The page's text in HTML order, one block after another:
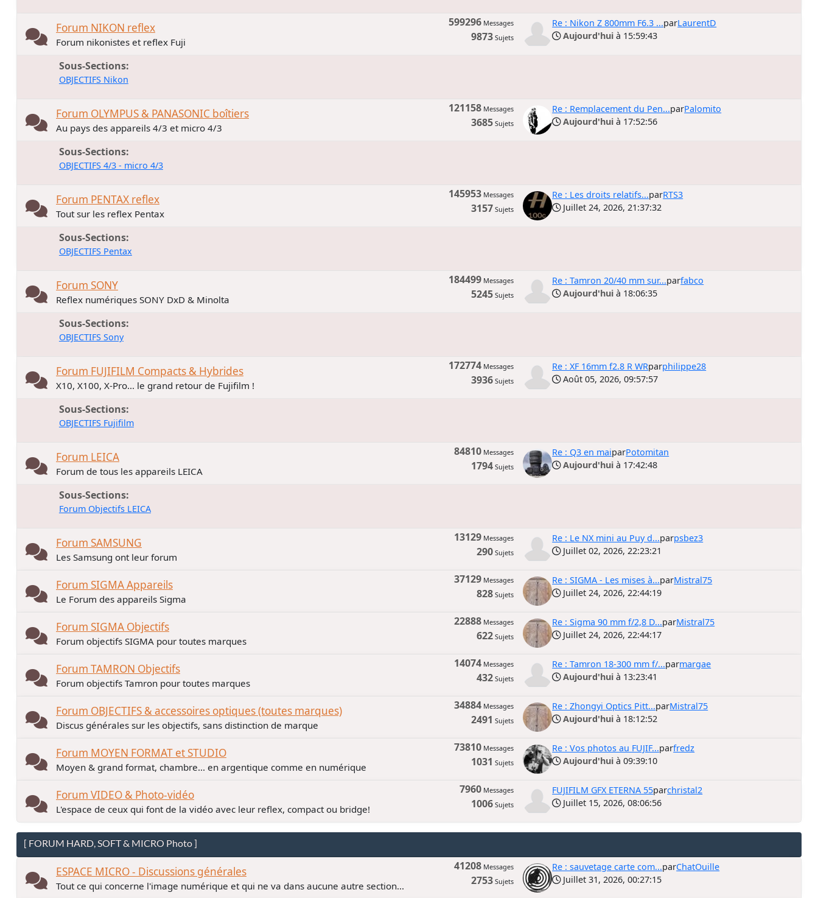
Forum NIKON reflex
Forum nikonistes et reflex Fuji
599296 Messages
9873 Sujets
Re : Nikon Z 800mm F6.3 ...parLaurentD
Aujourd'hui à 15:59:43
Sous-Sections
OBJECTIFS Nikon
Forum OLYMPUS & PANASONIC boîtiers
Au pays des appareils 4/3 et micro 4/3
121158 Messages
3685 Sujets
Re : Remplacement du Pen...parPalomito
Aujourd'hui à 17:52:56
Sous-Sections
OBJECTIFS 4/3 - micro 4/3
Forum PENTAX reflex
Tout sur les reflex Pentax
145953 Messages
3157 Sujets
Re : Les droits relatifs...parRTS3
Juillet 24, 2026, 21:37:32
Sous-Sections
OBJECTIFS Pentax
Forum SONY
Reflex numériques SONY DxD & Minolta
184499 Messages
5245 Sujets
Re : Tamron 20/40 mm sur...parfabco
Aujourd'hui à 18:06:35
Sous-Sections
OBJECTIFS Sony
Forum FUJIFILM Compacts & Hybrides
X10, X100, X-Pro... le grand retour de Fujifilm !
172774 Messages
3936 Sujets
Re : XF 16mm f2.8 R WRparphilippe28
Août 05, 2026, 09:57:57
Sous-Sections
OBJECTIFS Fujifilm
Forum LEICA
Forum de tous les appareils LEICA
84810 Messages
1794 Sujets
Re : Q3 en maiparPotomitan
Aujourd'hui à 17:42:48
Sous-Sections
Forum Objectifs LEICA
Forum SAMSUNG
Les Samsung ont leur forum
13129 Messages
290 Sujets
Re : Le NX mini au Puy d...parpsbez3
Juillet 02, 2026, 22:23:21
Forum SIGMA Appareils
Le Forum des appareils Sigma
37129 Messages
828 Sujets
Re : SIGMA - Les mises à...parMistral75
Juillet 24, 2026, 22:44:19
Forum SIGMA Objectifs
Forum objectifs SIGMA pour toutes marques
22888 Messages
622 Sujets
Re : Sigma 90 mm f/2,8 D...parMistral75
Juillet 24, 2026, 22:44:17
Forum TAMRON Objectifs
Forum objectifs Tamron pour toutes marques
14074 Messages
432 Sujets
Re : Tamron 18-300 mm f/...parmargae
Aujourd'hui à 13:23:41
Forum OBJECTIFS & accessoires optiques (toutes marques)
Discus générales sur les objectifs, sans distinction de marque
34884 Messages
2491 Sujets
Re : Zhongyi Optics Pitt...parMistral75
Aujourd'hui à 18:12:52
Forum MOYEN FORMAT et STUDIO
Moyen & grand format, chambre... en argentique comme en numérique
73810 Messages
1031 Sujets
Re : Vos photos au FUJIF...parfredz
Aujourd'hui à 09:39:10
Forum VIDEO & Photo-vidéo
L'espace de ceux qui font de la vidéo avec leur reflex, compact ou bridge!
7960 Messages
1006 Sujets
FUJIFILM GFX ETERNA 55parchristal2
Juillet 15, 2026, 08:06:56
[ FORUM HARD, SOFT & MICRO Photo ]
ESPACE MICRO - Discussions générales
Tout ce qui concerne l'image numérique et qui ne va dans aucune autre section...
41208 Messages
2753 Sujets
Re : sauvetage carte com...parChatOuille
Juillet 31, 2026, 00:27:15